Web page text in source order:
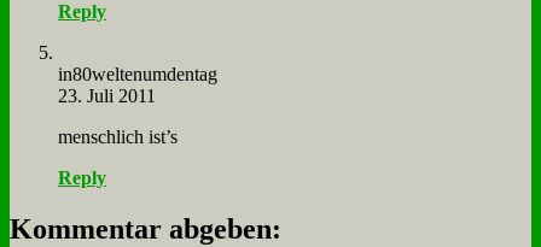
Reply
in80weltenumdentag
23. Juli 2011
mensch­lich ist’s
Reply
Kommentar abgeben: